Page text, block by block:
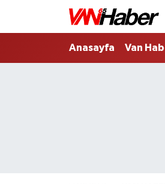
Anasayfa Van
Nöbetçi Eczaneler